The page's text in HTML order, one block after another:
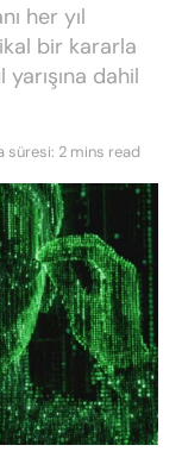
her yıl
bir kararla
dahil
süresi: 2 mins read